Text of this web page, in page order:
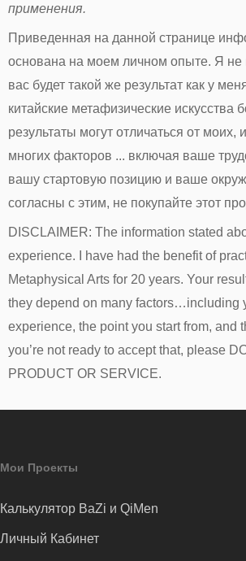
применения.
Приведенная на данной странице
основана на моем личном опыте. Я не
вас будет такой же результат как у
китайские метафизические искусства
результаты могут отличаться от моих,
многих факторов ... включая ваше
вашу стартовую позицию и ваше
согласны с этим, не покупайте этот
DISCLAIMER: The information stated
experience. I have had the benefit of
Metaphysical Arts for 20 years. Your
they depend on many factors…including
experience, the point you start from, and
you’re not ready to accept that, please
PRODUCT OR SERVICE.
Мои Проекты
Калькулятор BaZi и QiMen
Личный Кабинет